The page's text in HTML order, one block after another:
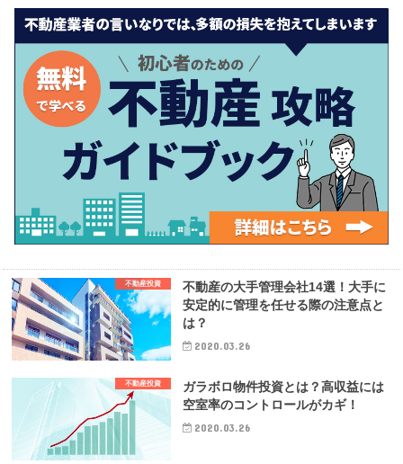
不動産投資
不動産の大手管理会社14選！大手に
安定的に管理を任せる際の注意点と
は？
2020.03.26
不動産投資
ガラボロ物件投資とは？高収益には
空室率のコントロールがカギ！
2020.03.26